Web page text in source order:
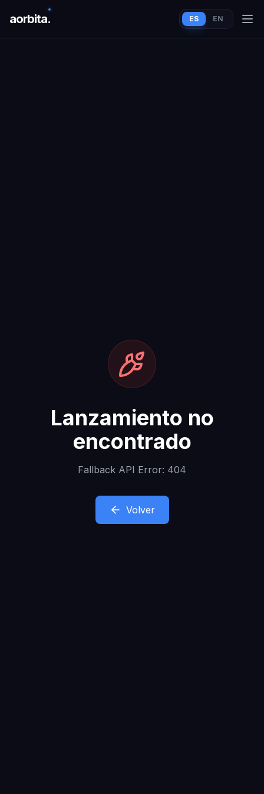
aorbita. ES EN
Lanzamiento no
encontrado
Fallback API Error: 404
Volver